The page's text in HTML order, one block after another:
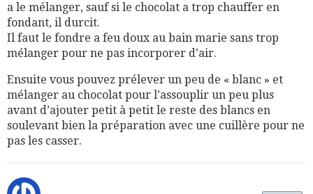
a le mélanger, sauf si le chocolat a trop chauffer en
fondant, il durcit.
Il faut le fondre a feu doux au bain marie sans trop
mélanger pour ne pas incorporer d’air.
Ensuite vous pouvez prélever un peu de « blanc » et
mélanger au chocolat pour l’assouplir un peu plus
avant d’ajouter petit à petit le reste des blancs en
soulevant bien la préparation avec une cuillère pour ne
pas les casser.